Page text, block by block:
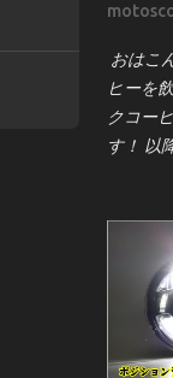
おはこ
ヒーを
クコー
す！ 以
トガジ
付けた
笑 見た
してカ
界中の